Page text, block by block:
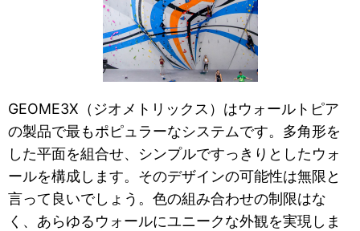
GEOME3X（ジオメトリックス）はウォールトピア
の製品で最もポピュラーなシステムです。多角形を
した平面を組合せ、シンプルですっきりとしたウォ
ールを構成します。そのデザインの可能性は無限と
言って良いでしょう。色の組み合わせの制限はな
く、あらゆるウォールにユニークな外観を実現しま